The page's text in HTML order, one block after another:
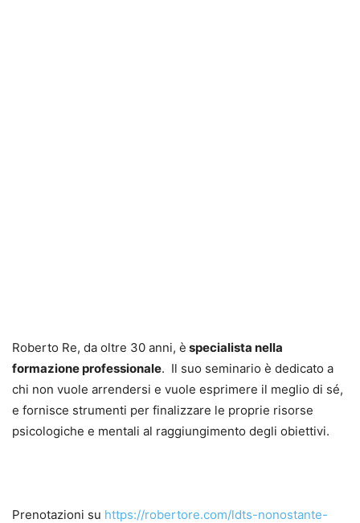
Roberto Re, da oltre 30 anni, è specialista nella
formazione professionale. Il suo seminario è dedicato a
chi non vuole arrendersi e vuole esprimere il meglio di sé,
e fornisce strumenti per finalizzare le proprie risorse
psicologiche e mentali al raggiungimento degli obiettivi.
Prenotazioni su https://robertore.com/ldts-nonostante-